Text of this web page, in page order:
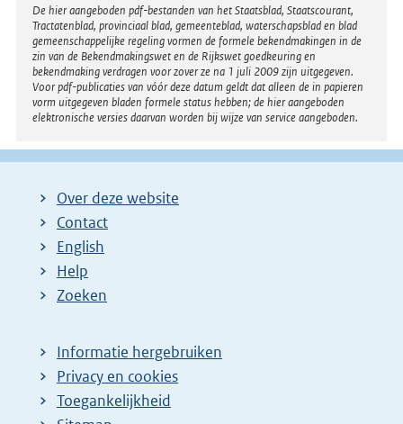
Disclaimer
De hier aangeboden pdf-bestanden van het Staatsblad, Staatscourant,
Tractatenblad, provinciaal blad, gemeenteblad, waterschapsblad en blad
gemeenschappelijke regeling vormen de formele bekendmakingen in de
zin van de Bekendmakingswet en de Rijkswet goedkeuring en
bekendmaking verdragen voor zover ze na 1 juli 2009 zijn uitgegeven.
Voor pdf-publicaties van vóór deze datum geldt dat alleen de in papieren
vorm uitgegeven bladen formele status hebben; de hier aangeboden
elektronische versies daarvan worden bij wijze van service aangeboden.
Over deze website
Contact
English
Help
Zoeken
Informatie hergebruiken
Privacy en cookies
Toegankelijkheid